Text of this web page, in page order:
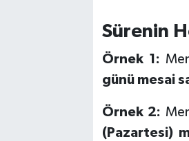
Sürenin
Örnek 1:
günü mesai
Örnek 2:
(Pazartesi)